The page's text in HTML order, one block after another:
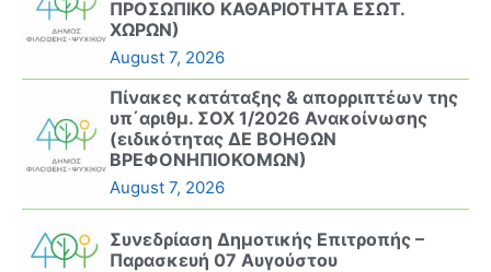
ΠΡΟΣΩΠΙΚΟ ΚΑΘΑΡΙΟΤΗΤΑ ΕΣΩΤ.
ΧΩΡΩΝ)
August 7, 2026
Πίνακες κατάταξης & απορριπτέων της
υπ΄αριθμ. ΣΟΧ 1/2026 Ανακοίνωσης
(ειδικότητας ΔΕ ΒΟΗΘΩΝ
ΒΡΕΦΟΝΗΠΙΟΚΟΜΩΝ)
August 7, 2026
Συνεδρίαση Δημοτικής Επιτροπής –
Παρασκευή 07 Αυγούστου